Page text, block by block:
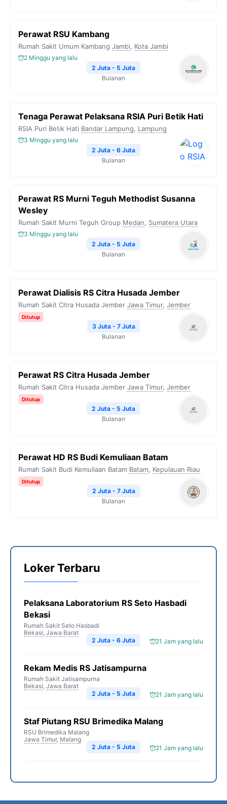
Perawat RSU Kambang
Rumah Sakit Umum Kambang Jambi, Kota Jambi
2 Minggu yang lalu
2 Juta - 5 Juta
Bulanan
Tenaga Perawat Pelaksana RSIA Puri Betik Hati
RSIA Puri Betik Hati Bandar Lampung, Lampung
3 Minggu yang lalu
2 Juta - 6 Juta
Bulanan
Perawat RS Murni Teguh Methodist Susanna
Wesley
Rumah Sakit Murni Teguh Group Medan, Sumatera Utara
3 Minggu yang lalu
2 Juta - 5 Juta
Bulanan
Perawat Dialisis RS Citra Husada Jember
Rumah Sakit Citra Husada Jember Jawa Timur, Jember
Ditutup
3 Juta - 7 Juta
Bulanan
Perawat RS Citra Husada Jember
Rumah Sakit Citra Husada Jember Jawa Timur, Jember
Ditutup
2 Juta - 5 Juta
Bulanan
Perawat HD RS Budi Kemuliaan Batam
Rumah Sakit Budi Kemuliaan Batam Batam, Kepulauan Riau
Ditutup
2 Juta - 7 Juta
Bulanan
Loker Terbaru
Pelaksana Laboratorium RS Seto Hasbadi
Bekasi
Rumah Sakit Seto Hasbadi
Bekasi, Jawa Barat
21 Jam yang lalu
2 Juta - 6 Juta
Rekam Medis RS Jatisampurna
Rumah Sakit Jatisampurna
Bekasi, Jawa Barat
21 Jam yang lalu
2 Juta - 5 Juta
Staf Piutang RSU Brimedika Malang
RSU Brimedika Malang
Jawa Timur, Malang
21 Jam yang lalu
2 Juta - 5 Juta